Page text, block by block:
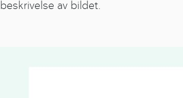
beskrivelse av bildet.